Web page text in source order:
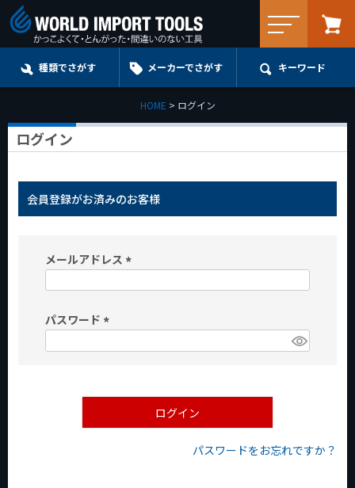
種類でさがす メーカーでさがす キーワード
HOME ログイン
ログイン
会員登録がお済みのお客様
メールアドレス
パスワード
)
ログイン
パスワードをお忘れですか？